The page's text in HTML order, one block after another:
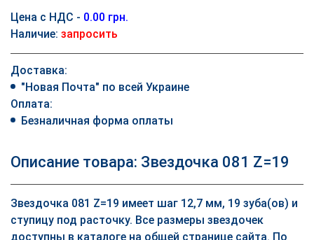
Цена с НДС - 0.00 грн.
Наличие: запросить
Доставка:
"Новая Почта" по всей Украине
Оплата:
Безналичная форма оплаты
Описание товара: Звездочка 081 Z=19
Звездочка 081 Z=19 имеет шаг 12,7 мм, 19 зуба(ов) и
ступицу под расточку. Все размеры звездочек
доступны в каталоге на общей странице сайта. По